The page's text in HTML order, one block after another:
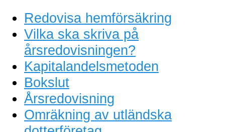
Redovisa hemförsäkring
Vilka ska skriva på
årsredovisningen?
Kapitalandelsmetoden
Bokslut
Årsredovisning
Omräkning av utländska